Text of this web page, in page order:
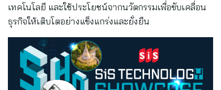
เทคโนโลยี และใช้ประโยชน์จากนวัตกรรมเพื่อขับเคลื่อน
ธุรกิจให้เติบโตอย่างแข็งแกร่งและยั่งยืน